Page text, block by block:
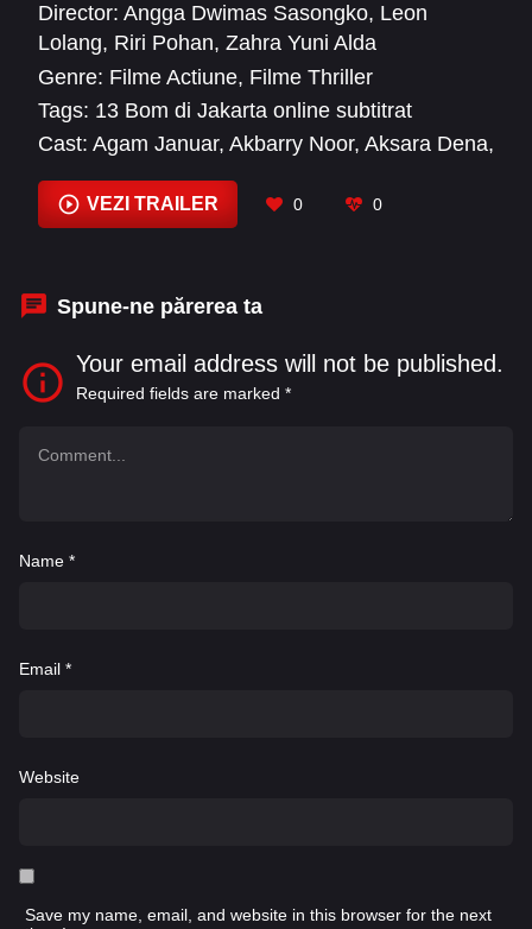
acțiune intensă, filmul oferă o experiență
cinematografică completă și palpitantă. Nu mai
aștepta –vizionează acumși trăiește fiecare
moment al thrillerului urban!
Director: Angga Dwimas Sasongko, Leon
Lolang, Riri Pohan, Zahra Yuni Alda
Genre: Filme Actiune, Filme Thriller
Tags: 13 Bom di Jakarta online subtitrat
Cast: Agam Januar, Akbarry Noor, Aksara Dena,
Sujono, Andri Mashadi Ardhito Pramono
Chicco Jerikho, Chicco Kurniawan
VEZI TRAILER 0 0
Spune-ne părerea ta
Your email address will not be published.
Required fields are marked *
Name *
Email *
Website
Save my name, email, and website in this browser for the next